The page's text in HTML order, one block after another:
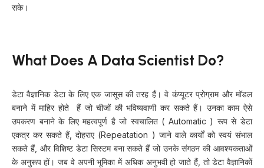
सके।
What Does A Data Scientist Do?
डेटा वैज्ञानिक डेटा के लिए एक जासूस की तरह हैं। वे कंप्यूटर प्रोग्राम और मॉडल
बनाने में माहिर होते हैं जो चीजों की भविष्यवाणी कर सकते हैं। उनका काम ऐसे
उपकरण बनाने के लिए महत्वपूर्ण है जो स्वचालित ( Automatic ) रूप से डेटा
एकत्र कर सकते हैं, दोहराए (Repeatation ) जाने वाले कार्यों को स्वयं संभाल
सकते हैं, और विशिष्ट डेटा सिस्टम बना सकते हैं जो उनके संगठन की आवश्यकताओं
के अनुरूप हों। जब वे अपनी भूमिका में अधिक अनुभवी हो जाते हैं, तो डेटा वैज्ञानिकों